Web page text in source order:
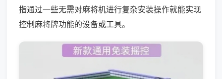
指通过一些无需对麻将机进行复杂安装操作就能实现
控制麻将牌功能的设备或工具。